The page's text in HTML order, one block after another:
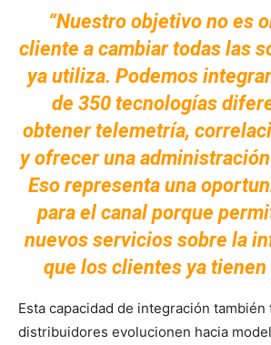
“Nuestro objetivo no es
cliente a cambiar todas las
ya utiliza. Podemos
de 350 tecnologías
obtener telemetría,
y ofrecer una
Eso representa una
para el canal porque
nuevos servicios sobre la
que los clientes ya tienen
Esta capacidad de integración
distribuidores evolucionen hacia